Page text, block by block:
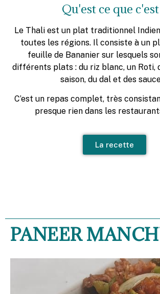
Qu'est ce que
Le Thali est un plat traditionnel
toutes les régions. Il consiste à un
feuille de Bananier sur lesquels
différents plats : du riz blanc, un Roti,
saison, du dal et des
C’est un repas complet, très
presque rien dans les
La recette
PANEER